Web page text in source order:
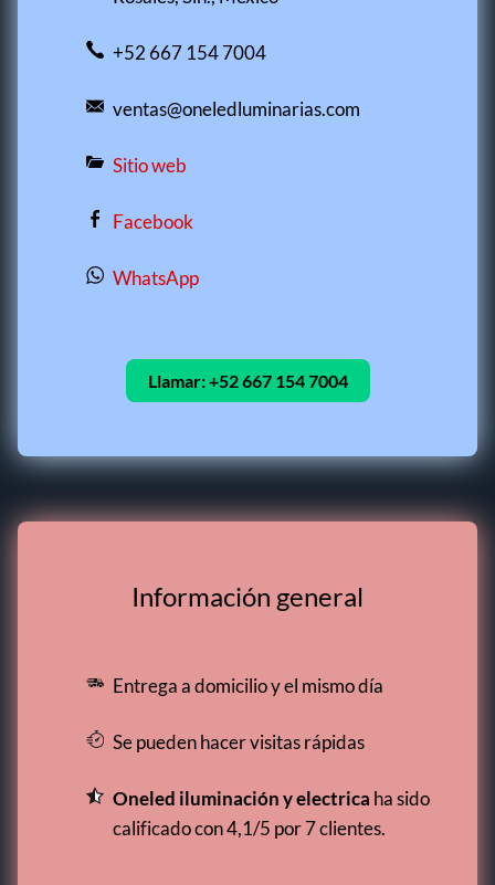
+52 667 154 7004
ventas@oneledluminarias.com
Sitio web
Facebook
WhatsApp
Llamar:+52 667 154 7004
Información general
Entrega a domicilio y el mismo día
Se pueden hacer visitas rápidas
Oneled iluminación y electrica ha sido
calificado con 4,1/5 por 7 clientes.